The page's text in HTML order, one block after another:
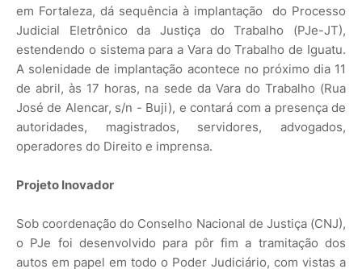
em Fortaleza, dá sequência à implantação do Processo
Judicial Eletrônico da Justiça do Trabalho (PJe-JT),
estendendo o sistema para a Vara do Trabalho de Iguatu.
A solenidade de implantação acontece no próximo dia 11
de abril, às 17 horas, na sede da Vara do Trabalho (Rua
José de Alencar, s/n - Buji), e contará com a presença de
autoridades, magistrados, servidores, advogados,
operadores do Direito e imprensa.
Projeto Inovador
Sob coordenação do Conselho Nacional de Justiça (CNJ),
o PJe foi desenvolvido para pôr fim a tramitação dos
autos em papel em todo o Poder Judiciário, com vistas a